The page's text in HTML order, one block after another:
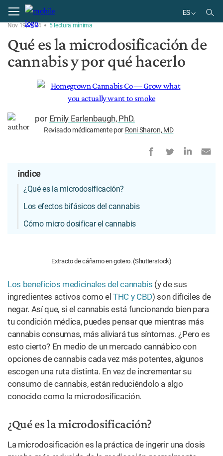
ES
BR
Home Productos
Nov 19, 2024 5 lectura mínima
Qué es la microdosificación de
cannabis y por qué hacerlo
por Emily Earlenbaugh, PhD.
Revisado médicamente por Roni Sharon, MD
índice
¿Qué es la microdosificación?
Los efectos bifásicos del cannabis
Cómo micro dosificar el cannabis
Extracto de cáñamo en gotero. (Shutterstock)
Los beneficios medicinales del cannabis (y de sus
ingredientes activos como elTHC y CBD) son difíciles de
negar. Así que, si el cannabis está funcionando bien para
tu condición médica, puedes pensar que mientras más
cannabis consumas, más aliviará tus síntomas. ¿Pero es
esto cierto? En medio de un mercado cannábico con
opciones de cannabis cada vez más potentes, algunos
escogen una ruta distinta. En vez de incrementar su
consumo de cannabis, están reduciéndolo a algo
conocido como la microdosificación.
¿Qué es la microdosificación?
La microdosificación es la práctica de ingerir una dosis